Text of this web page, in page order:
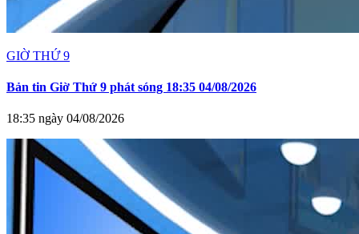
GIỜ THỨ 9
Bản tin Giờ Thứ 9 phát sóng 18:35 04/08/2026
18:35 ngày 04/08/2026